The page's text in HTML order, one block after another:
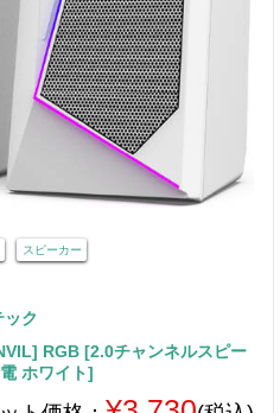
スピーカー
ク
RGB [2.0チャンネルスピー
ホワイト]